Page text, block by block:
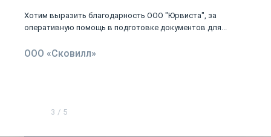
Хотим выразить благодарность ООО "Юрвиста", за
оперативную помощь в подготовке документов для...
ООО «Сковилл»
3 / 5